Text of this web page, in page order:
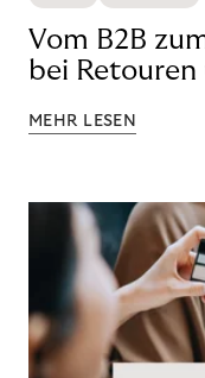
Vom B2B
bei
MEHR LESEN